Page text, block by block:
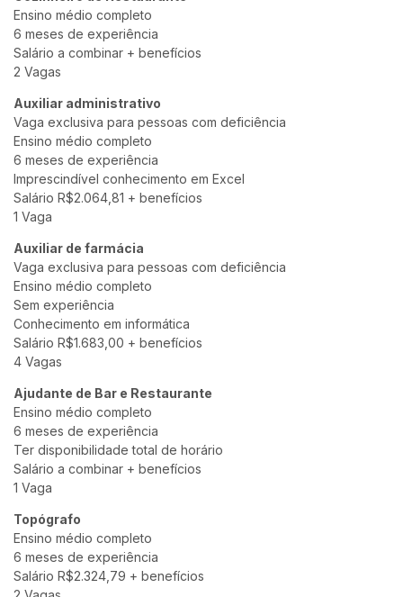
Ensino médio completo
6 meses de experiência
Salário a combinar + benefícios
2 Vagas
Auxiliar administrativo
Vaga exclusiva para pessoas com deficiência
Ensino médio completo
6 meses de experiência
Imprescindível conhecimento em Excel
Salário R$2.064,81 + benefícios
1 Vaga
Auxiliar de farmácia
Vaga exclusiva para pessoas com deficiência
Ensino médio completo
Sem experiência
Conhecimento em informática
Salário R$1.683,00 + benefícios
4 Vagas
Ajudante de Bar e Restaurante
Ensino médio completo
6 meses de experiência
Ter disponibilidade total de horário
Salário a combinar + benefícios
1 Vaga
Topógrafo
Ensino médio completo
6 meses de experiência
Salário R$2.324,79 + benefícios